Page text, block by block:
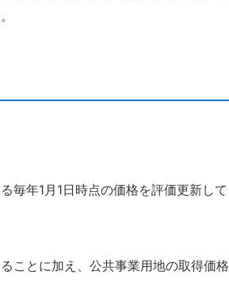
毎年1月1日時点の価格を評価更新して
ことに加え、公共事業用地の取得価格